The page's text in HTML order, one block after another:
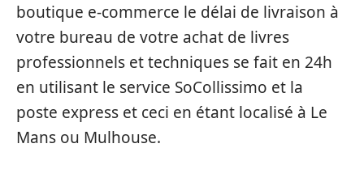
boutique e-commerce le délai de livraison à
votre bureau de votre achat de livres
professionnels et techniques se fait en 24h
en utilisant le service SoCollissimo et la
poste express et ceci en étant localisé à Le
Mans ou Mulhouse.